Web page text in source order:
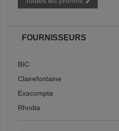
FOURNISSEURS
BIC
Clairefontaine
Exacompta
Rhodia